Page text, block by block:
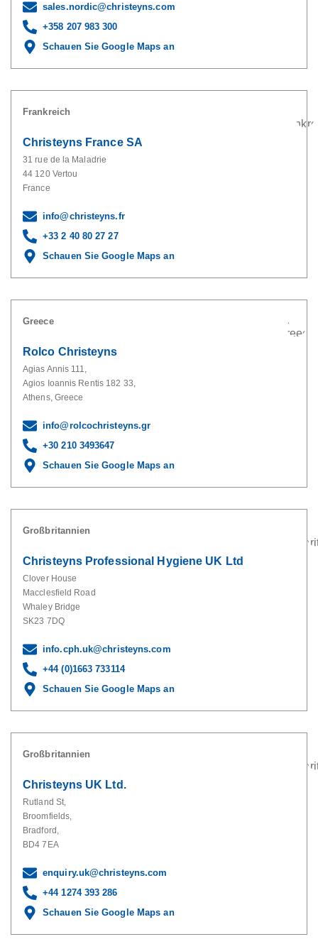
sales.nordic@christeyns.com
+358 207 983 300
Schauen Sie Google Maps an
Frankreich
Christeyns France SA
31 rue de la Maladrie
44 120 Vertou
France
info@christeyns.fr
+33 2 40 80 27 27
Schauen Sie Google Maps an
Greece
Rolco Christeyns
Agias Annis 111,
Agios Ioannis Rentis 182 33,
Athens, Greece
info@rolcochristeyns.gr
+30 210 3493647
Schauen Sie Google Maps an
Großbritannien
Christeyns Professional Hygiene UK Ltd
Clover House
Macclesfield Road
Whaley Bridge
SK23 7DQ
info.cph.uk@christeyns.com
+44 (0)1663 733114
Schauen Sie Google Maps an
Großbritannien
Christeyns UK Ltd.
Rutland St,
Broomfields,
Bradford,
BD4 7EA
enquiry.uk@christeyns.com
+44 1274 393 286
Schauen Sie Google Maps an